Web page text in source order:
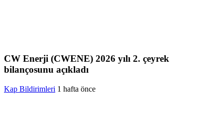
CW Enerji (CWENE) 2026 yılı 2. çeyrek
bilançosunu açıkladı
Kap Bildirimleri 1 hafta önce